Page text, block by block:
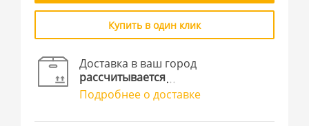
Купить в один клик
Доставка в ваш город
рассчитывается
Подробнее о доставке